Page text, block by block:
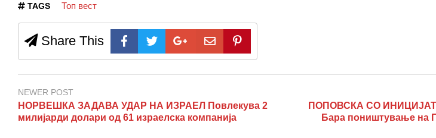
TAGS Топ вест
Share This
NEWER POST
НОРВЕШКА ЗАДАВА УДАР НА ИЗРАЕЛ Повлекува 2
милијарди долари од 61 израелска компанија
ПОПОВСКА СО
Бара поништување на